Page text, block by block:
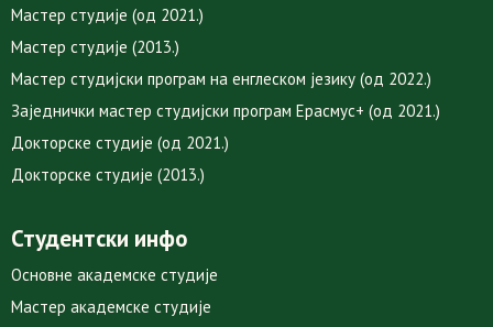
Мастер студије (од 2021.)
Мастер студије (2013.)
Мастер студијски програм на енглеском језику (од 2022.)
Заједнички мастер студијски програм Ерасмус+ (од 2021.)
Докторске студије (од 2021.)
Докторске студије (2013.)
Студентски инфо
Основне академске студије
Мастер академске студије